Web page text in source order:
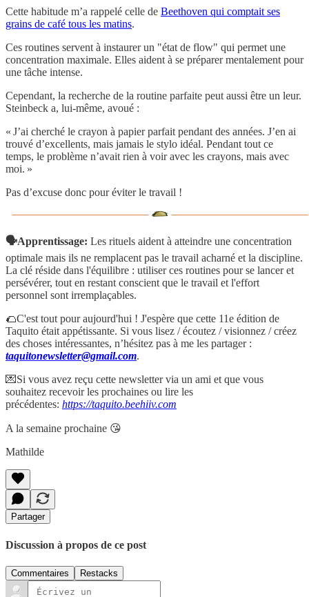
Cette habitude m’a rappelé celle de Beethoven qui comptait ses
grains de café tous les matins.
Ces routines servent à instaurer un "état de flow" qui permet une
concentration maximale. Elles aident à se préparer mentalement pour
une tâche intense.
Cependant, la recherche de la routine parfaite peut aussi être un leur.
Steinbeck a, lui-même, avoué :
« J’ai cherché le crayon à papier parfait pendant des années. J’en ai
trouvé d’excellents, mais jamais le stylo idéal. Pendant tout ce
temps, le problème n’avait rien à voir avec les crayons, mais avec
moi. »
Pas d’excuse donc pour éviter le travail !
🗣️Apprentissage: Les rituels aident à atteindre une concentration
optimale mais ils ne remplacent pas le travail acharné et la discipline.
La clé réside dans l'équilibre : utiliser ces routines pour se lancer et
persévérer, tout en restant conscient que le travail et l'effort
personnel sont irremplaçables.
🌮C'est tout pour aujourd'hui ! J'espère que cette 11e édition de
Taquito était appétissante. Si vous lisez / écoutez / visionnez / créez
des choses intéressantes, n’hésitez pas à me les partager :
taquitonewsletter@gmail.com.
💌Si vous avez reçu cette newsletter via un ami et que vous
souhaitez recevoir les prochaines ou lire les
précédentes: https://taquito.beehiiv.com
A la semaine prochaine 😘
Mathilde
Partager
Discussion à propos de ce post
Commentaires Restacks